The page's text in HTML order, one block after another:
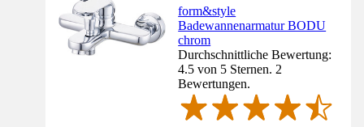
form&style
Badewannenarmatur BODU
chrom
Durchschnittliche Bewertung:
4.5 von 5 Sternen. 2
Bewertungen.